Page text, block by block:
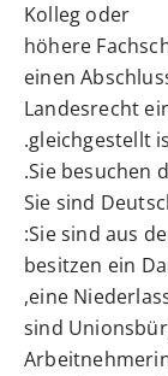
Kolleg oder
höhere
einen
Landesrecht
gleichgestellt
Sie besuchen
Sie sind
Sie sind aus
besitzen ein
eine
sind